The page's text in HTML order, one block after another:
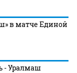
в матче Единой
- Уралмаш